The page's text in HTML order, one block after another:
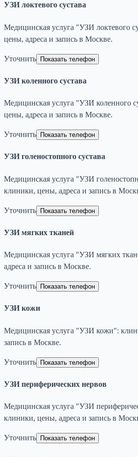
УЗИ локтевого сустава
Медицинская услуга "УЗИ локтевого
цены, адреса и запись в Москве.
Уточнить Показать телефон
УЗИ коленного сустава
Медицинская услуга "УЗИ коленного
цены, адреса и запись в Москве.
Уточнить Показать телефон
УЗИ голеностопного сустава
Медицинская услуга "УЗИ
клиники, цены, адреса и запись в
Уточнить Показать телефон
УЗИ мягких тканей
Медицинская услуга "УЗИ мягких
адреса и запись в Москве.
Уточнить Показать телефон
УЗИ кожи
Медицинская услуга "УЗИ кожи":
запись в Москве.
Уточнить Показать телефон
УЗИ периферических нервов
Медицинская услуга "УЗИ
клиники, цены, адреса и запись в
Уточнить Показать телефон